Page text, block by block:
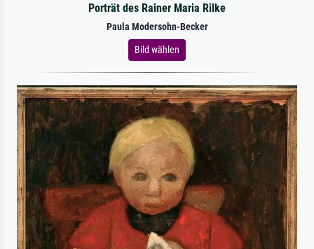
Porträt des Rainer Maria Rilke
Paula Modersohn-Becker
Bild wählen